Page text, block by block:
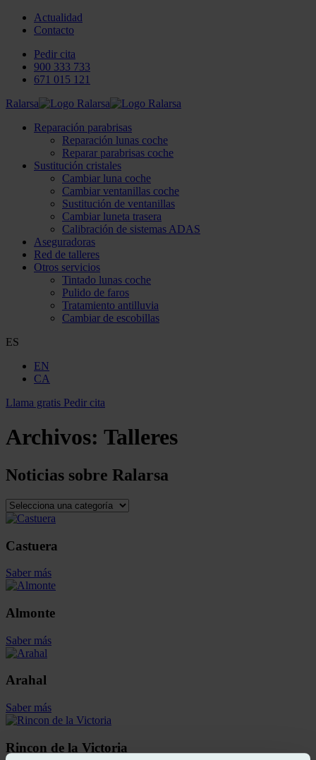
Actualidad
Contacto
Pedir cita
900 333 733
671 015 121
Ralarsa
Reparación parabrisas
Reparación lunas coche
Reparar parabrisas coche
Sustitución cristales
Cambiar luna coche
Cambiar ventanillas coche
Sustitución de ventanillas
Cambiar luneta trasera
Calibración de sistemas ADAS
Aseguradoras
Red de talleres
Otros servicios
Tintado lunas coche
Pulido de faros
Tratamiento antilluvia
Cambiar de escobillas
ES
EN
CA
Llama gratis Pedir cita
Archivos: Talleres
Noticias sobre Ralarsa
Castuera
Saber más
Almonte
Saber más
Arahal
Saber más
Rincon de la Victoria